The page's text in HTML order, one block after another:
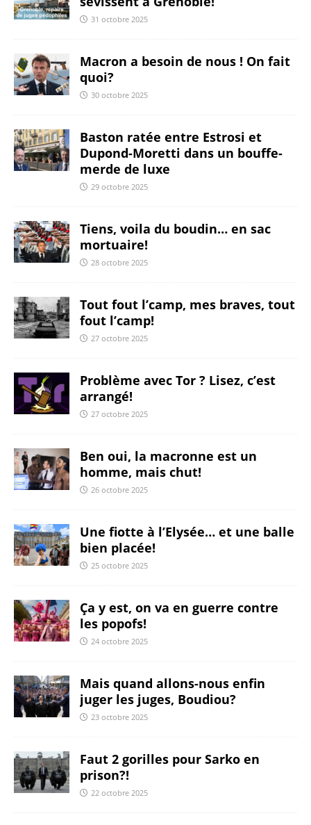
31 octobre 2025
Macron a besoin de nous ! On fait
quoi?
30 octobre 2025
Baston ratée entre Estrosi et
Dupond-Moretti dans un bouffe-
merde de luxe
29 octobre 2025
Tiens, voila du boudin… en sac
mortuaire!
28 octobre 2025
Tout fout l’camp, mes braves, tout
fout l’camp!
27 octobre 2025
Problème avec Tor ? Lisez, c’est
arrangé!
27 octobre 2025
Ben oui, la macronne est un
homme, mais chut!
26 octobre 2025
Une fiotte à l’Elysée… et une balle
bien placée!
25 octobre 2025
Ça y est, on va en guerre contre
les popofs!
24 octobre 2025
Mais quand allons-nous enfin
juger les juges, Boudiou?
23 octobre 2025
Faut 2 gorilles pour Sarko en
prison?!
22 octobre 2025